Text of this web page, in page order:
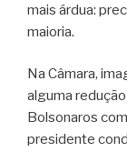
mais árdua:
maioria.
Na Câmara,
alguma
Bolsonaros
presidente